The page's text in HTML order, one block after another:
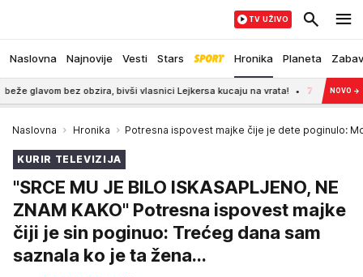
Naslovna Najnovije Vesti Stars Hronika Planeta
TV UŽIVO
bez obzira, bivši vlasnici Lejkersa kucaju na vrata! 7:32 Ovi Srbi suNOVO →
Naslovna Hronika Potresna ispovest majke čije je dete poginulo:
KURIR TELEVIZIJA
"SRCE MU JE BILO ISKASAPLJENO, NE
ZNAM KAKO" Potresna ispovest majke
čiji je sin poginuo: Trećeg dana sam
saznala ko je ta žena...